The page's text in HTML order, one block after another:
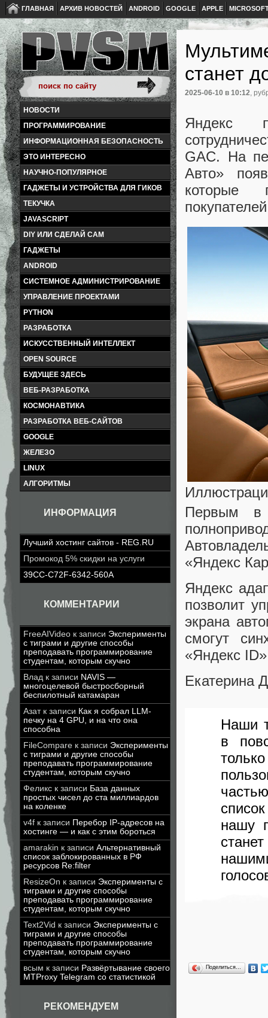
ГЛАВНАЯ АРХИВ НОВОСТЕЙ ANDROID GOOGLE APPLE
НОВОСТИ
ПРОГРАММИРОВАНИЕ
ИНФОРМАЦИОННАЯ БЕЗОПАСНОСТЬ
ЭТО ИНТЕРЕСНО
НАУЧНО-ПОПУЛЯРНОЕ
ГАДЖЕТЫ И УСТРОЙСТВА ДЛЯ ГИКОВ
ТЕКУЧКА
JAVASCRIPT
DIY ИЛИ СДЕЛАЙ САМ
ГАДЖЕТЫ
ANDROID
СИСТЕМНОЕ АДМИНИСТРИРОВАНИЕ
УПРАВЛЕНИЕ ПРОЕКТАМИ
PYTHON
РАЗРАБОТКА
ИСКУССТВЕННЫЙ ИНТЕЛЛЕКТ
OPEN SOURCE
БУДУЩЕЕ ЗДЕСЬ
ВЕБ-РАЗРАБОТКА
КОСМОНАВТИКА
РАЗРАБОТКА ВЕБ-САЙТОВ
GOOGLE
ЖЕЛЕЗО
LINUX
АЛГОРИТМЫ
ИНФОРМАЦИЯ
Лучший хостинг сайтов - REG.RU
Промокод 5% скидки на услуги
39CC-C72F-6342-560A
КОММЕНТАРИИ
FreeAIVideo к записи Эксперименты
с тиграми и другие способы
преподавать программирование
студентам, которым скучно
Влад к записи NAVIS —
многоцелевой быстросборный
беспилотный катамаран
Азатк записи Как я собрал LLM-
печку на 4 GPU, и на что она
способна
FileCompare к записи Эксперименты
с тиграми и другие способы
преподавать программирование
студентам, которым скучно
Феликс к записи База данных
простых чисел до ста миллиардов
на коленке
v4f к записи Перебор IP-адресов на
хостинге — и как с этим бороться
amarakin к записи Альтернативный
список заблокированных в РФ
ресурсов Re:filter
ResizeOn к записи Эксперименты с
тиграми и другие способы
преподавать программирование
студентам, которым скучно
Text2Vid к записи Эксперименты с
тиграми и другие способы
преподавать программирование
студентам, которым скучно
всым к записи Развёртывание своего
MTProxy Telegram со статистикой
РЕКОМЕНДУЕМ
станет
2025-06-10 в 10:12,
Яндекс
GAC. На
Авто»
которые
Первым в
«Яндекс
Яндекс
позволит
экрана
смогут
«Яндекс
Екатерина
Наши
в
нашу
Поделиться…